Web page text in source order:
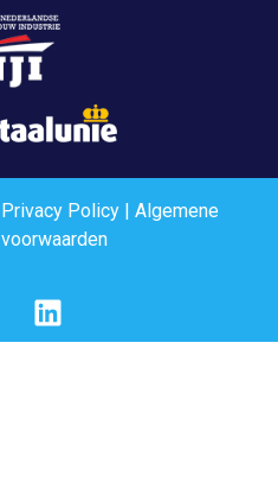
Privacy Policy| Algemene
voorwaarden